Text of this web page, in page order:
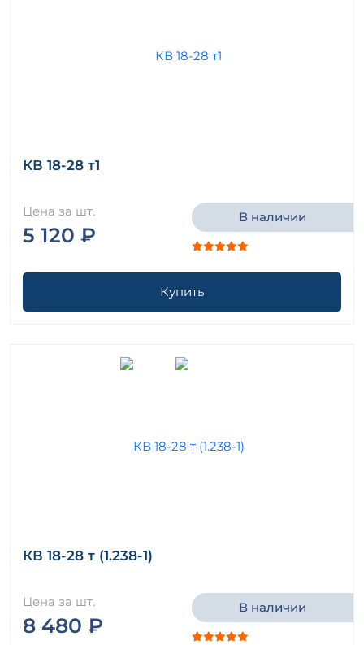
КВ 18-28 т1
Цена за шт.
5 120 ₽
В наличии
Купить
КВ 18-28 т (1.238-1)
Цена за шт.
8 480 ₽
В наличии